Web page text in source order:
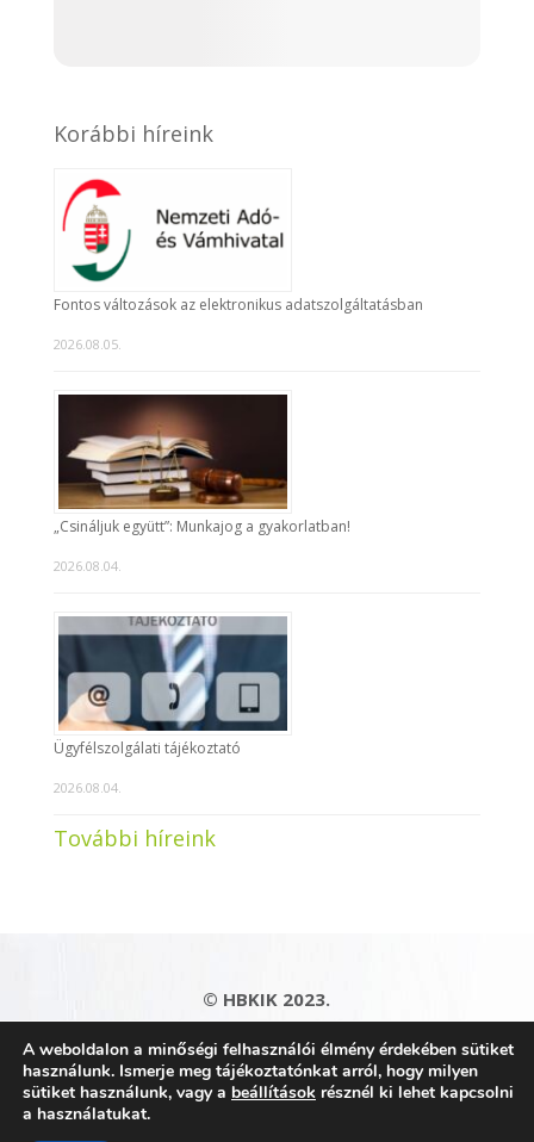
Korábbi híreink
Fontos változások az elektronikus adatszolgáltatásban
2026.08.05.
„Csináljuk együtt”: Munkajog a gyakorlatban!
2026.08.04.
Ügyfélszolgálati tájékoztató
2026.08.04.
További híreink
© HBKIK 2023.
Adatkezelési tájékoztató|Impresszum|
Kapcsolat|Honlaptérkép
A weboldalon a minőségi felhasználói élmény érdekében sütiket
használunk. Ismerje meg tájékoztatónkat arról, hogy milyen
sütiket használunk, vagy a beállítások résznél ki lehet kapcsolni
a használatukat.